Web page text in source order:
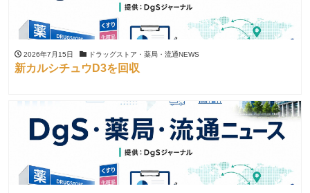
2026年7月15日 ドラッグストア・薬局・流通NEWS
新カルシチュウD3を回収